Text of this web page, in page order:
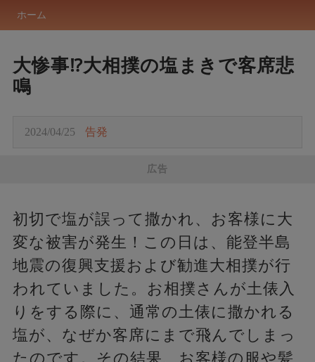
ホーム
大惨事⁉大相撲の塩まきで客席悲
鳴
2024/04/25 告発
広告
初切で塩が誤って撒かれ、お客様に大
変な被害が発生！この日は、能登半島
地震の復興支援および勧進大相撲が行
われていました。お相撲さんが土俵入
りをする際に、通常の土俵に撒かれる
塩が、なぜか客席にまで飛んでしまっ
たのです。その結果、お客様の服や髪